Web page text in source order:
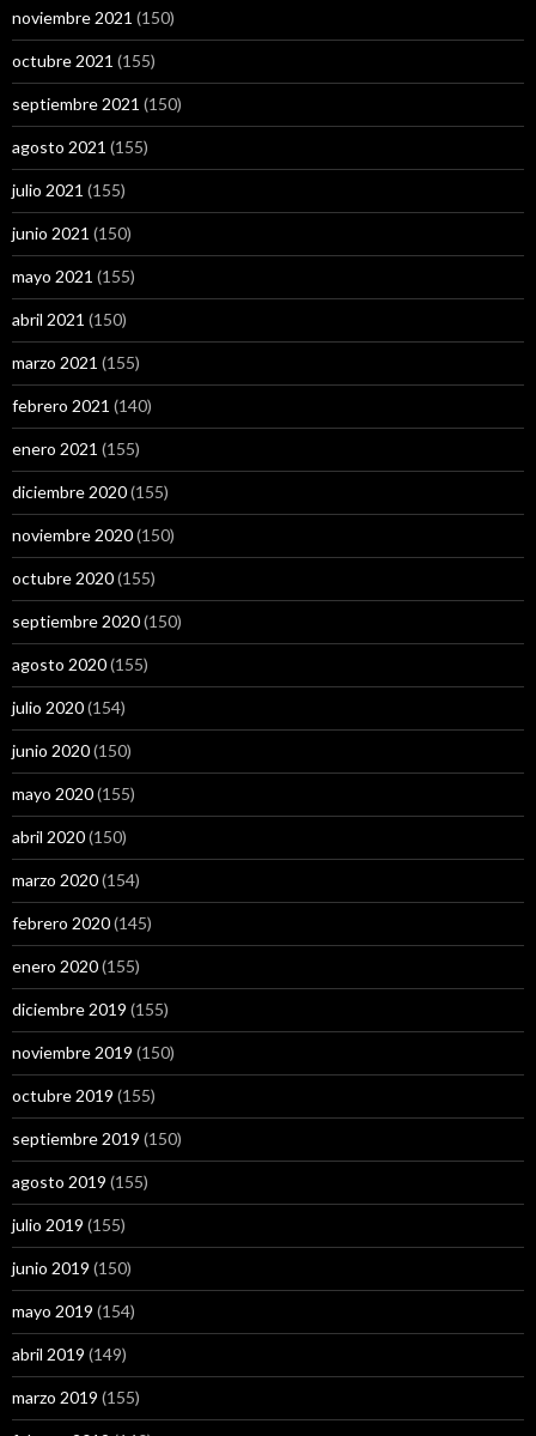
noviembre 2021 (150)
octubre 2021 (155)
septiembre 2021 (150)
agosto 2021 (155)
julio 2021 (155)
junio 2021 (150)
mayo 2021 (155)
abril 2021 (150)
marzo 2021 (155)
febrero 2021 (140)
enero 2021 (155)
diciembre 2020(155)
noviembre 2020(150)
octubre 2020(155)
septiembre 2020(150)
agosto 2020(155)
julio 2020(154)
junio 2020(150)
mayo 2020(155)
abril 2020(150)
marzo 2020(154)
febrero 2020(145)
enero 2020(155)
diciembre 2019 (155)
noviembre 2019 (150)
octubre 2019 (155)
septiembre 2019 (150)
agosto 2019 (155)
julio 2019 (155)
junio 2019 (150)
mayo 2019 (154)
abril 2019 (149)
marzo 2019 (155)